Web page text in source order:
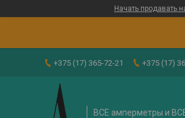
Начать продавать
+375 (17) 365-72-21 +375 (17)
ВСЕ амперметры и